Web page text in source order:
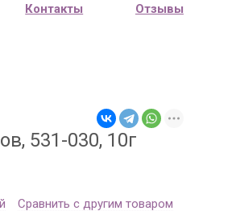
Контакты Отзывы
531-030, 10г
Сравнить с другим товаром